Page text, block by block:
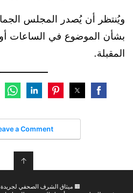
ويُنتظر أن يُصدر المجلس
بشأن الموضوع في الساعات أو
المقبلة.
a Comment
↑
🟫 ميثاق الشرف الصحفي لجريدة